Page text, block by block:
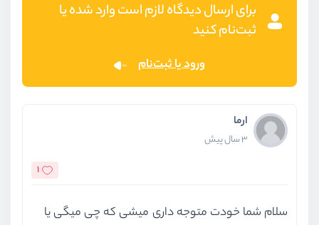
برای ارسال دیدگاه لازم است وارد شده یا
ثبت‌نام کنید
ورود یا ثبت‌نام
ارما
3 سال پیش
1
سلام شما خودت متوجه داری میشی که چی میگی یا